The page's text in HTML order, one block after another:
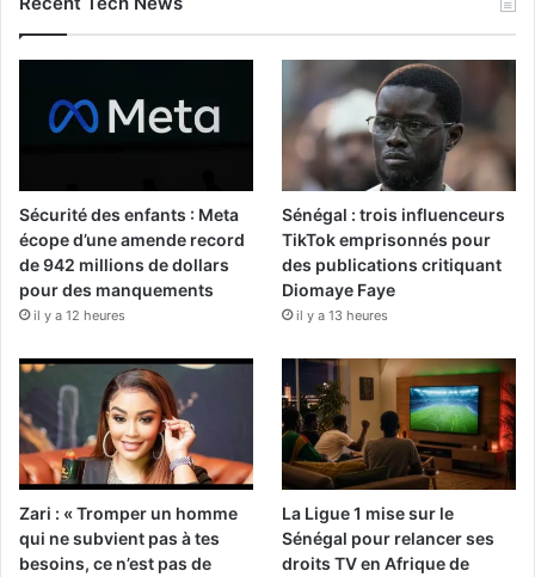
Sécurité des enfants : Meta
écope d’une amende record
de 942 millions de dollars
pour des manquements
il y a 12 heures
Sénégal : trois influenceurs
TikTok emprisonnés pour
des publications critiquant
Diomaye Faye
il y a 13 heures
Zari : « Tromper un homme
qui ne subvient pas à tes
besoins, ce n’est pas de
La Ligue 1 mise sur le
Sénégal pour relancer ses
droits TV en Afrique de